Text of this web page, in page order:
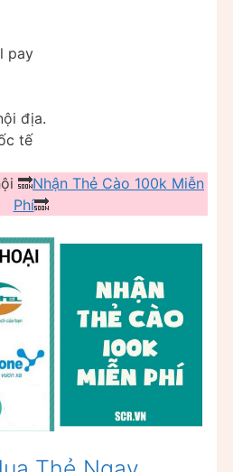
pay
địa.
tế
🔜Nhận Thẻ Cào 100k Miễn
Phí🔜